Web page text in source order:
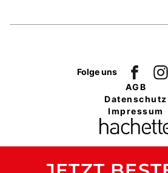
AGB
Datenschutz
Impressum
Folge uns